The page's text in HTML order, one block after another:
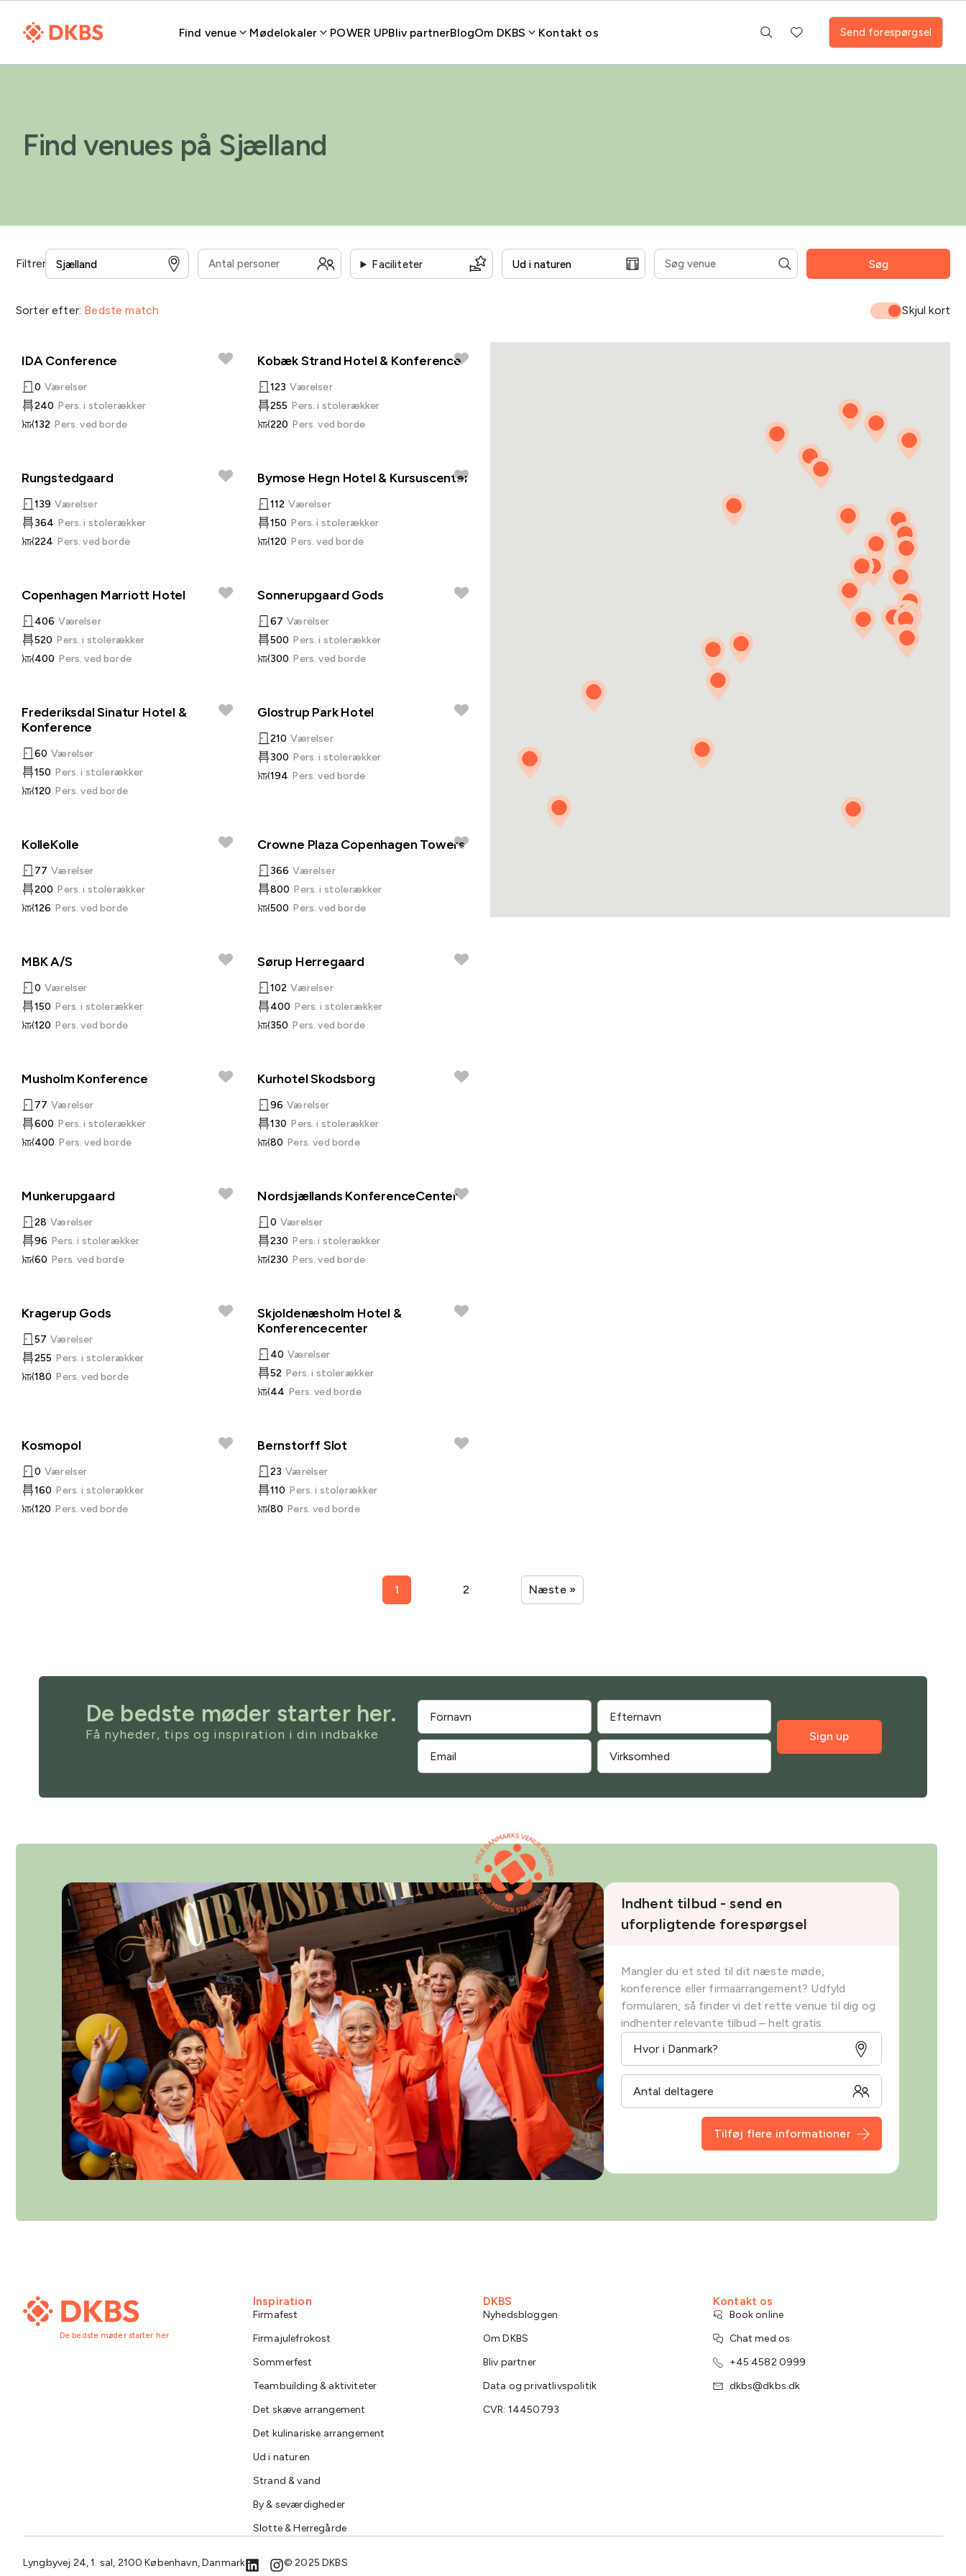
Find venue Mødelokaler POWER UPBliv partnerBlogOm DKBS Kontakt os Send forespørgsel
Find venues på Sjælland
Filtrer Faciliteter Søg
Sorter efter: Bedste match Skjul kort
IDA Conference
0 Værelser
240 Pers. i stolerækker
132 Pers. ved borde
Kobæk Strand Hotel & Konference
123 Værelser
255 Pers. i stolerækker
220 Pers. ved borde
Rungstedgaard
139 Værelser
364 Pers. i stolerækker
224 Pers. ved borde
Bymose Hegn Hotel & Kursuscenter
112 Værelser
150 Pers. i stolerækker
120 Pers. ved borde
Copenhagen Marriott Hotel
406 Værelser
520 Pers. i stolerækker
400 Pers. ved borde
Sonnerupgaard Gods
67 Værelser
500 Pers. i stolerækker
300 Pers. ved borde
Frederiksdal Sinatur Hotel &
Konference
60 Værelser
150 Pers. i stolerækker
120 Pers. ved borde
Glostrup Park Hotel
210 Værelser
300 Pers. i stolerækker
194 Pers. ved borde
KolleKolle
77 Værelser
200 Pers. i stolerækker
126 Pers. ved borde
Crowne Plaza Copenhagen Towers
366 Værelser
800 Pers. i stolerækker
500 Pers. ved borde
MBK A/S
0 Værelser
150 Pers. i stolerækker
120 Pers. ved borde
Sørup Herregaard
102 Værelser
400 Pers. i stolerækker
350 Pers. ved borde
Musholm Konference
77 Værelser
600 Pers. i stolerækker
400 Pers. ved borde
Kurhotel Skodsborg
96 Værelser
130 Pers. i stolerækker
80 Pers. ved borde
Munkerupgaard
28 Værelser
96 Pers. i stolerækker
60 Pers. ved borde
Nordsjællands KonferenceCenter
0 Værelser
230 Pers. i stolerækker
230 Pers. ved borde
Kragerup Gods
57 Værelser
255 Pers. i stolerækker
180 Pers. ved borde
Skjoldenæsholm Hotel &
Konferencecenter
40 Værelser
52 Pers. i stolerækker
44 Pers. ved borde
Kosmopol
0 Værelser
160 Pers. i stolerækker
120 Pers. ved borde
Bernstorff Slot
23 Værelser
110 Pers. i stolerækker
80 Pers. ved borde
1 2 Næste »
De bedste møder starter her.
Få nyheder, tips og inspiration i din indbakke Sign up
Indhent tilbud - send en
uforpligtende forespørgsel
Mangler du et sted til dit næste møde,
konference eller firmaarrangement? Udfyld
formularen, så finder vi det rette venue til dig og
indhenter relevante tilbud – helt gratis.
Tilføj flere informationer
De bedste møder starter her
Inspiration
Firmafest
Firmajulefrokost
Sommerfest
Teambuilding & aktiviteter
Det skæve arrangement
Det kulinariske arrangement
Ud i naturen
Strand & vand
By & seværdigheder
Slotte & Herregårde
DKBS
Nyhedsbloggen
Om DKBS
Bliv partner
Data og privatlivspolitik
CVR: 14450793
Kontakt os
Book online
Chat med os
+45 4582 0999
dkbs@dkbs.dk
Lyngbyvej 24, 1. sal, 2100 København, Danmark © 2025 DKBS